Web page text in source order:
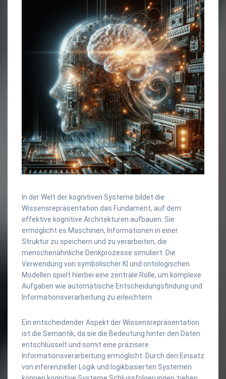
In der Welt der kognitiven Systeme bildet die
Wissensrepräsentation das Fundament, auf dem
effektive kognitive Architekturen aufbauen. Sie
ermöglicht es Maschinen, Informationen in einer
Struktur zu speichern und zu verarbeiten, die
menschenähnliche Denkprozesse simuliert. Die
Verwendung von symbolischer KI und ontologischen
Modellen spielt hierbei eine zentrale Rolle, um komplexe
Aufgaben wie automatische Entscheidungsfindung und
Informationsverarbeitung zu erleichtern.
Ein entscheidender Aspekt der Wissensrepräsentation
ist die Semantik, da sie die Bedeutung hinter den Daten
entschlüsselt und somit eine präzisere
Informationsverarbeitung ermöglicht. Durch den Einsatz
von inferenzieller Logik und logikbasierten Systemen